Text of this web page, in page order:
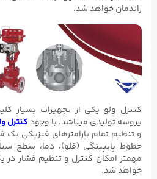
راندمان خواهد شد.
کنترل ولو یکی از تجهیزات بسیار
پروسه تولیدی میباشد. با وجودکنترل
و تنظیم تمام پارامترهای فیزیکی یک
خطوط پایپینگی (فلو)، دما، سطح
مهمتر امکان کنترل و تنظیم فشار در
خواهد شد.